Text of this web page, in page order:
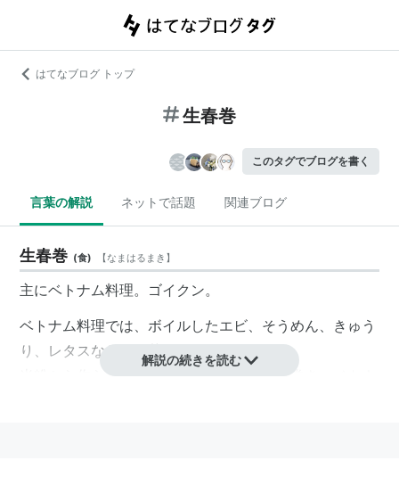
はてなブログ トップ
生春巻
このタグでブログを書く
言葉の解説 ネットで話題 関連ブログ
生春巻 (食) 【なまはるまき 】
主にベトナム料理。ゴイクン。
ベトナム料理では、ボイルしたエビ、そうめん、きゅう
り、レタスなどの野菜を
米粉から作られた皮（ライスペーパー）で巻き、ベトナ
解説の続きを読む